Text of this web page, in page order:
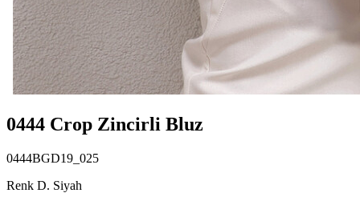
0444 Crop Zincirli Bluz
0444BGD19_025
Renk D. Siyah